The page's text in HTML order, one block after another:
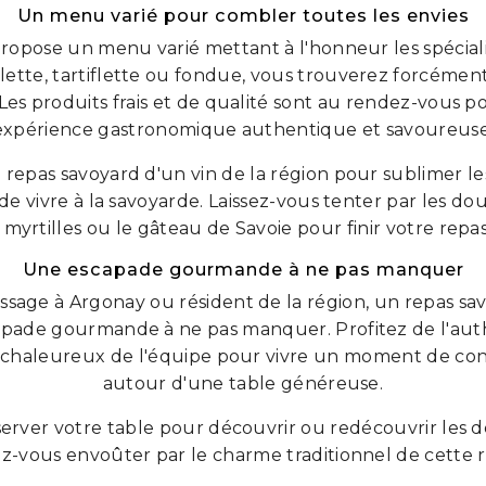
Un menu varié pour combler toutes les envies
un menu varié mettant à l'honneur les
tartiflette ou fondue, vous trouverez forcément
produits frais et de qualité sont au rendez-vous
gastronomique authentique et
savoyard d'un vin de la région pour sublimer
vivre à la savoyarde. Laissez-vous tenter par les
ou le gâteau de Savoie pour finir votre
Une escapade gourmande à ne pas manquer
à Argonay ou résident de la région, un repas
gourmande à ne pas manquer. Profitez de
de l'équipe pour vivre un moment de
autour d'une table généreuse.
votre table pour découvrir ou redécouvrir les
vous envoûter par le charme traditionnel de cette